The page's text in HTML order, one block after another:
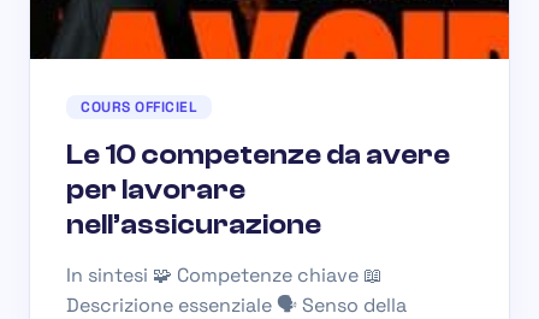
COURS OFFICIEL
Le 10 competenze da avere
per lavorare
nell’assicurazione
In sintesi 🧩 Competenze chiave 📖
Descrizione essenziale 🗣️ Senso della